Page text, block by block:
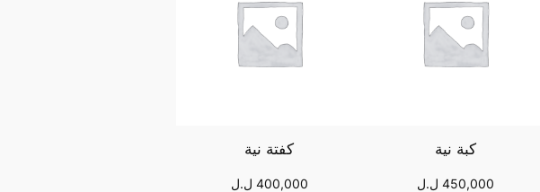
كبة نية
450,000 ل.ل
كفتة نية
400,000 ل.ل